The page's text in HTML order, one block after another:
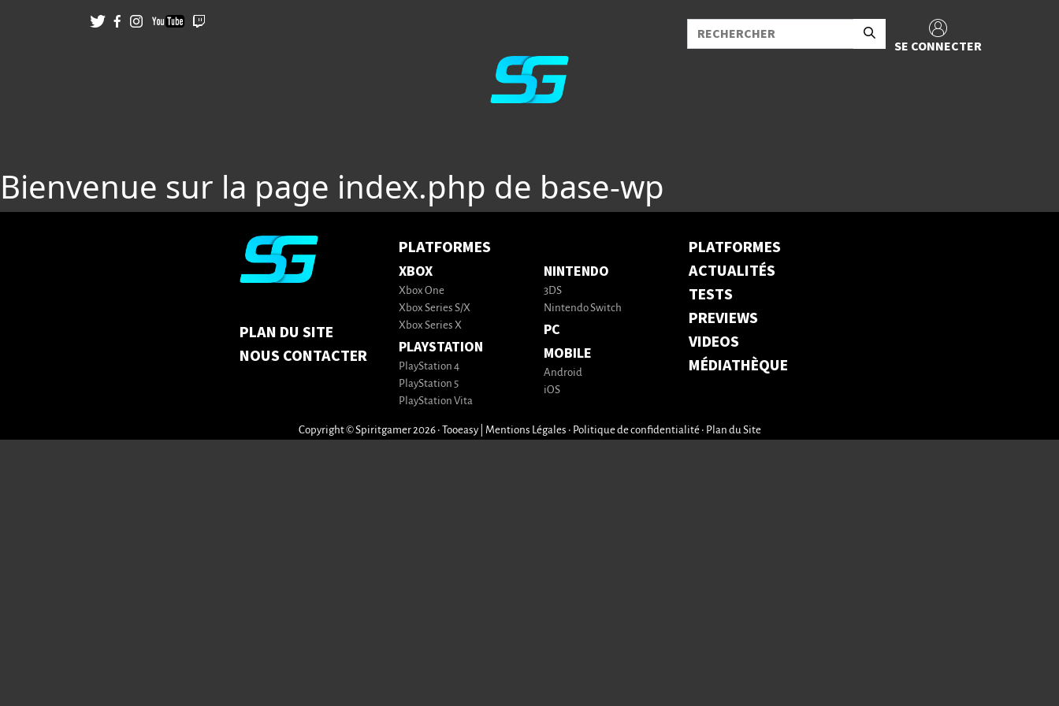
SE CONNECTER
Bienvenue sur la page index.php de base-wp
PLAN DU SITE
NOUS CONTACTER
PLATFORMES
XBOX
Xbox One
Xbox Series S/X
Xbox Series X
PLAYSTATION
PlayStation 4
PlayStation 5
PlayStation Vita
NINTENDO
3DS
Nintendo Switch
PC
MOBILE
Android
iOS
PLATFORMES
ACTUALITÉS
TESTS
PREVIEWS
VIDEOS
MÉDIATHÈQUE
Copyright © Spiritgamer 2026 • Tooeasy Mentions Légales • Politique de confidentialité• Plan du Site